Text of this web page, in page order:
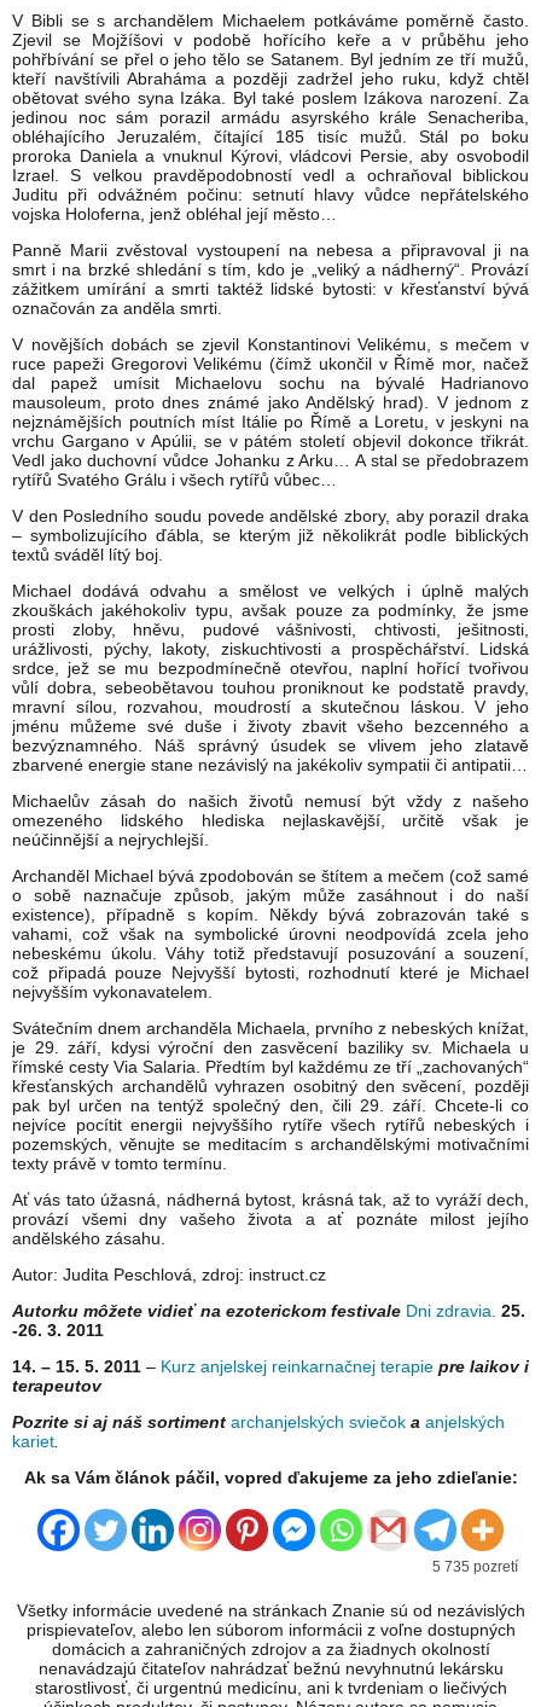
V Bibli se s archandělem Michaelem potkáváme poměrně často.
Zjevil se Mojžíšovi v podobě hořícího keře a v průběhu jeho
pohřbívání se přel o jeho tělo se Satanem. Byl jedním ze tří mužů,
kteří navštívili Abraháma a později zadržel jeho ruku, když chtěl
obětovat svého syna Izáka. Byl také poslem Izákova narození. Za
jedinou noc sám porazil armádu asyrského krále Senacheriba,
obléhajícího Jeruzalém, čítající 185 tisíc mužů. Stál po boku
proroka Daniela a vnuknul Kýrovi, vládcovi Persie, aby osvobodil
Izrael. S velkou pravděpodobností vedl a ochraňoval biblickou
Juditu při odvážném počinu: setnutí hlavy vůdce nepřátelského
vojska Holoferna, jenž obléhal její město…
Panně Marii zvěstoval vystoupení na nebesa a připravoval ji na
smrt i na brzké shledání s tím, kdo je „veliký a nádherný“. Provází
zážitkem umírání a smrti taktéž lidské bytosti: v křesťanství bývá
označován za anděla smrti.
V novějších dobách se zjevil Konstantinovi Velikému, s mečem v
ruce papeži Gregorovi Velikému (čímž ukončil v Římě mor, načež
dal papež umísit Michaelovu sochu na bývalé Hadrianovo
mausoleum, proto dnes známé jako Andělský hrad). V jednom z
nejznámějších poutních míst Itálie po Římě a Loretu, v jeskyni na
vrchu Gargano v Apúlii, se v pátém století objevil dokonce třikrát.
Vedl jako duchovní vůdce Johanku z Arku… A stal se předobrazem
rytířů Svatého Grálu i všech rytířů vůbec…
V den Posledního soudu povede andělské zbory, aby porazil draka
– symbolizujícího ďábla, se kterým již několikrát podle biblických
textů sváděl lítý boj.
Michael dodává odvahu a smělost ve velkých i úplně malých
zkouškách jakéhokoliv typu, avšak pouze za podmínky, že jsme
prosti zloby, hněvu, pudové vášnivosti, chtivosti, ješitnosti,
urážlivosti, pýchy, lakoty, ziskuchtivosti a prospěchářství. Lidská
srdce, jež se mu bezpodmínečně otevřou, naplní hořící tvořivou
vůlí dobra, sebeobětavou touhou proniknout ke podstatě pravdy,
mravní sílou, rozvahou, moudrostí a skutečnou láskou. V jeho
jménu můžeme své duše i životy zbavit všeho bezcenného a
bezvýznamného. Náš správný úsudek se vlivem jeho zlatavě
zbarvené energie stane nezávislý na jakékoliv sympatii či antipatii…
Michaelův zásah do našich životů nemusí být vždy z našeho
omezeného lidského hlediska nejlaskavější, určitě však je
neúčinnější a nejrychlejší.
Archanděl Michael bývá zpodobován se štítem a mečem (což samé
o sobě naznačuje způsob, jakým může zasáhnout i do naší
existence), případně s kopím. Někdy bývá zobrazován také s
vahami, což však na symbolické úrovni neodpovídá zcela jeho
nebeskému úkolu. Váhy totiž představují posuzování a souzení,
což připadá pouze Nejvyšší bytosti, rozhodnutí které je Michael
nejvyšším vykonavatelem.
Svátečním dnem archanděla Michaela, prvního z nebeských knížat,
je 29. září, kdysi výroční den zasvěcení baziliky sv. Michaela u
římské cesty Via Salaria. Předtím byl každému ze tří „zachovaných“
křesťanských archandělů vyhrazen osobitný den svěcení, později
pak byl určen na tentýž společný den, čili 29. září. Chcete-li co
nejvíce pocítit energii nejvyššího rytíře všech rytířů nebeských i
pozemských, věnujte se meditacím s archandělskými motivačními
texty právě v tomto termínu.
Ať vás tato úžasná, nádherná bytost, krásná tak, až to vyráží dech,
provází všemi dny vašeho života a ať poznáte milost jejího
andělského zásahu.
Autor: Judita Peschlová, zdroj: instruct.cz
Autorku môžete vidieť na ezoterickom festivale Dni zdravia. 25.
-26. 3. 2011
14. – 15. 5. 2011 – Kurz anjelskej reinkarnačnej terapie pre laikov i
terapeutov
Pozrite si aj náš sortiment archanjelských sviečok a anjelských
kariet
Ak sa Vám článok páčil, vopred ďakujeme za jeho zdieľanie:
5 735 pozretí
Všetky informácie uvedené na stránkach Znanie sú od nezávislých
prispievateľov, alebo len súborom informácii z voľne dostupných
domácich a zahraničných zdrojov a za žiadnych okolností
nenavádzajú čitateľov nahrádzať bežnú nevyhnutnú lekársku
starostlivosť, či urgentnú medicínu, ani k tvrdeniam o liečivých